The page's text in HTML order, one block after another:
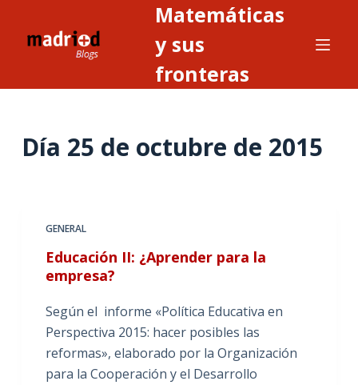
Matemáticas
y sus
fronteras
Día 25 de octubre de 2015
GENERAL
Educación II: ¿Aprender para la
empresa?
Según el informe «Política Educativa en
Perspectiva 2015: hacer posibles las
reformas», elaborado por la Organización
para la Cooperación y el Desarrollo